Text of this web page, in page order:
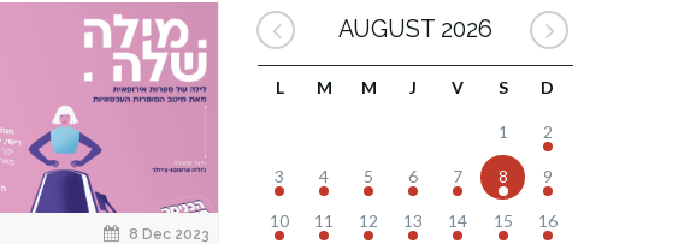
8 Dec 2023
AUGUST 2026
L M M J V S D
1 2
3 4 5 6 7 8 9
10 11 12 13 14 15 16